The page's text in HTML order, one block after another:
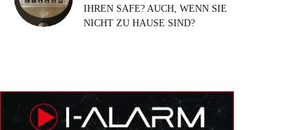
IHREN SAFE? AUCH, WENN SIE
NICHT ZU HAUSE SIND?